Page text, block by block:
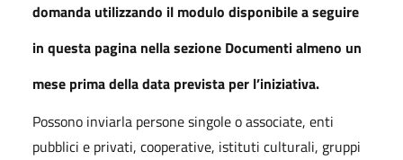
domanda utilizzando il modulo disponibile a seguire
in questa pagina nella sezione Documentialmeno un
mese prima della data prevista per l’iniziativa.
Possono inviarla persone singole o associate, enti
pubblici e privati, cooperative, istituti culturali, gruppi